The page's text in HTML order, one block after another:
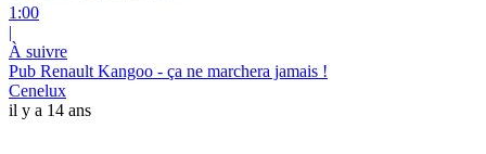
1:00
|
À suivre
Pub Renault Kangoo - ça ne marchera jamais !
Cenelux
il y a 14 ans